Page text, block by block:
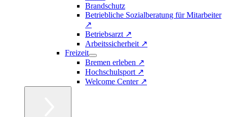
Brandschutz
Betriebliche Sozialberatung für Mitarbeiter
↗
Betriebsarzt ↗
Arbeitssicherheit ↗
Freizeit
Bremen erleben ↗
Hochschulsport ↗
Welcome Center ↗